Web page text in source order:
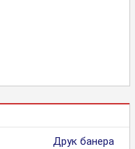
Друк банера